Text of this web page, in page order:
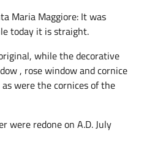
Maria Maggiore: It was
today it is straight.
while the decorative
, rose window and cornice
were the cornices of the
were redone on A.D. July